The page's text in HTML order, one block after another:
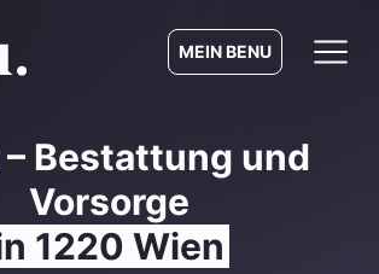
MEIN BENU
– Bestattung und
Vorsorge
1220 Wien